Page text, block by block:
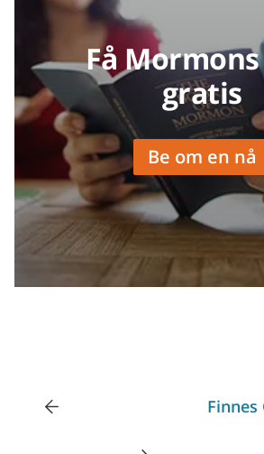
Få
gratis
Be om en nå
Finnes